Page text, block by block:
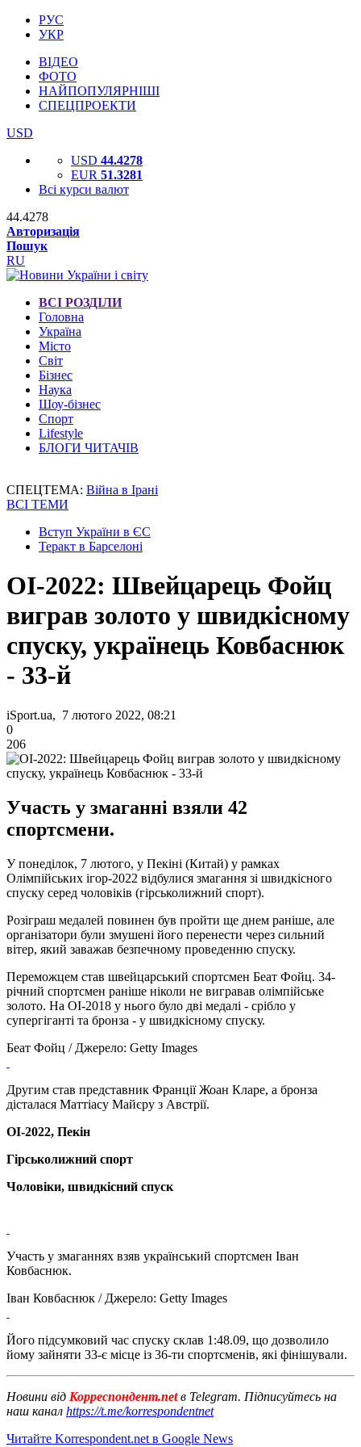
РУС
УКР
ВІДЕО
ФОТО
НАЙПОПУЛЯРНІШІ
СПЕЦПРОЕКТИ
USD
USD 44.4278
EUR 51.3281
Всі курси валют
44.4278
Авторизація
Пошук
RU
ВСІ РОЗДІЛИ
Головна
Україна
Місто
Світ
Бізнес
Наука
Шоу-бізнес
Спорт
Lifestyle
БЛОГИ ЧИТАЧІВ
СПЕЦТЕМА: Війна в Ірані
ВСІ ТЕМИ
Вступ України в ЄС
Теракт в Барселоні
ОІ-2022: Швейцарець Фойц
виграв золото у швидкісному
спуску, українець Ковбаснюк
- 33-й
iSport.ua, 7 лютого 2022, 08:21
0
206
Участь у змаганні взяли 42
спортсмени.
У понеділок, 7 лютого, у Пекіні (Китай) у рамках
Олімпійських ігор-2022 відбулися змагання зі швидкісного
спуску серед чоловіків (гірськолижний спорт).
Розіграш медалей повинен був пройти ще днем ​​раніше, але
організатори були змушені його перенести через сильний
вітер, який заважав безпечному проведенню спуску.
Переможцем став швейцарський спортсмен Беат Фойц. 34-
річний спортсмен раніше ніколи не вигравав олімпійське
золото. На ОІ-2018 у нього було дві медалі - срібло у
супергіганті та бронза - у швидкісному спуску.
Беат Фойц / Джерело: Getty Images
Другим став представник Франції Жоан Кларе, а бронза
дісталася Маттіасу Майєру з Австрії.
ОІ-2022, Пекін
Гірськолижний спорт
Чоловіки, швидкісний спуск
Участь у змаганнях взяв український спортсмен Іван
Ковбаснюк.
Іван Ковбаснюк / Джерело: Getty Images
Його підсумковий час спуску склав 1:48.09, що дозволило
йому зайняти 33-є місце із 36-ти спортсменів, які фінішували.
Новини від Корреспондент.netв Telegram. Підписуйтесь на
наш канал https://t.me/korrespondentnet
Читайте Korrespondent.net в Google News